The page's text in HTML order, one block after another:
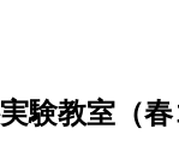
験教室（